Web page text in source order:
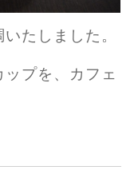
たしました。
プを、カフェ